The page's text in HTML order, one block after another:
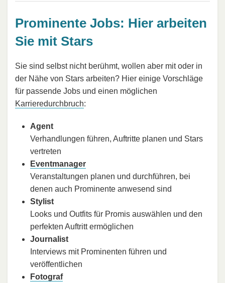
Prominente Jobs: Hier arbeiten
Sie mit Stars
Sie sind selbst nicht berühmt, wollen aber mit oder in
der Nähe von Stars arbeiten? Hier einige Vorschläge
für passende Jobs und einen möglichen
Karrieredurchbruch:
Agent
Verhandlungen führen, Auftritte planen und Stars
vertreten
Eventmanager
Veranstaltungen planen und durchführen, bei
denen auch Prominente anwesend sind
Stylist
Looks und Outfits für Promis auswählen und den
perfekten Auftritt ermöglichen
Journalist
Interviews mit Prominenten führen und
veröffentlichen
Fotograf